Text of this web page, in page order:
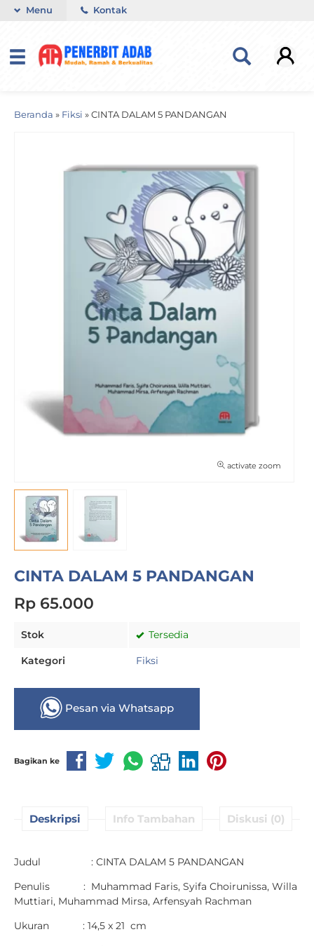
Menu Kontak
Beranda » Fiksi » CINTA DALAM 5 PANDANGAN
activate zoom
CINTA DALAM 5 PANDANGAN
Rp 65.000
Stok Tersedia
Kategori Fiksi
Pesan via Whatsapp
Bagikan ke
Deskripsi Info Tambahan Diskusi (0)
Judul : CINTA DALAM 5 PANDANGAN
Penulis : Muhammad Faris, Syifa Choirunissa, Willa
Muttiari, Muhammad Mirsa, Arfensyah Rachman
Ukuran : 14,5 x 21 cm